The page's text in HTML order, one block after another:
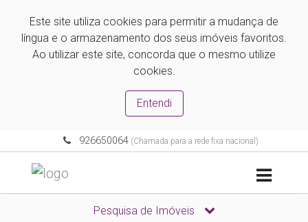
Este site utiliza cookies para permitir a mudança de
língua e o armazenamento dos seus imóveis favoritos.
Ao utilizar este site, concorda que o mesmo utilize
cookies.
Entendi
926650064(Chamada para a rede fixa nacional)
Pesquisa de Imóveis